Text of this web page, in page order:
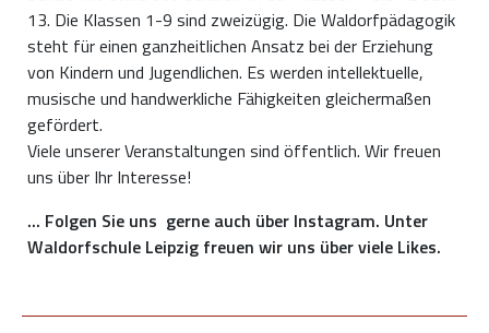
13. Die Klassen 1-9 sind zweizügig. Die Waldorfpädagogik
steht für einen ganzheitlichen Ansatz bei der Erziehung
von Kindern und Jugendlichen. Es werden intellektuelle,
musische und handwerkliche Fähigkeiten gleichermaßen
gefördert.
Viele unserer Veranstaltungen sind öffentlich. Wir freuen
uns über Ihr Interesse!
... Folgen Sie uns gerne auch über Instagram. Unter
Waldorfschule Leipzig freuen wir uns über viele Likes.